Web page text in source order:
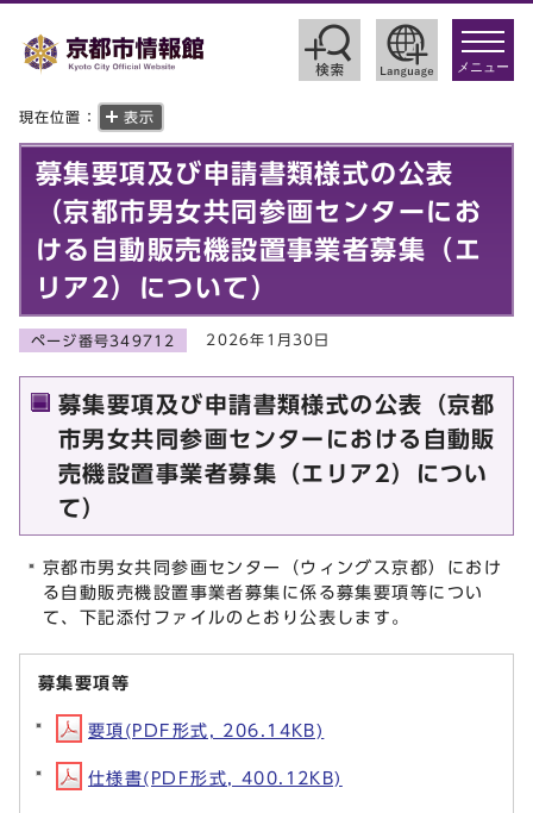
toggle
メニュー
現在位置： 表示
募集要項及び申請書類様式の公表
（京都市男女共同参画センターにお
ける自動販売機設置事業者募集（エ
リア2）について）
ページ番号349712 2026年1月30日
募集要項及び申請書類様式の公表（京都
市男女共同参画センターにおける自動販
売機設置事業者募集（エリア2）につい
て）
京都市男女共同参画センター（ウィングス京都）におけ
る自動販売機設置事業者募集に係る募集要項等につい
て、下記添付ファイルのとおり公表します。
募集要項等
要項(PDF形式, 206.14KB)
仕様書(PDF形式, 400.12KB)